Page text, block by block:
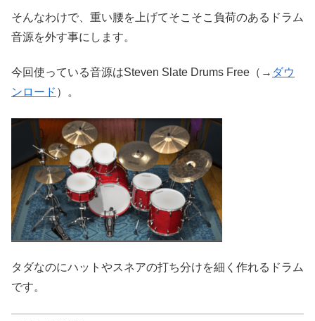
そんなわけで、重い腰を上げてそこそこ負荷のあるドラム
音源を外す事にします。
今回使っている音源はSteven Slate Drums Free（→ ダウ
ンロード ）。
タダなのにハットやスネアの打ち分けを細く作れるドラム
です。